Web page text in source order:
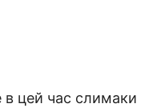
в цей час слимаки